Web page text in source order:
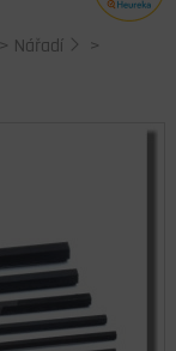
> Nářadí
>